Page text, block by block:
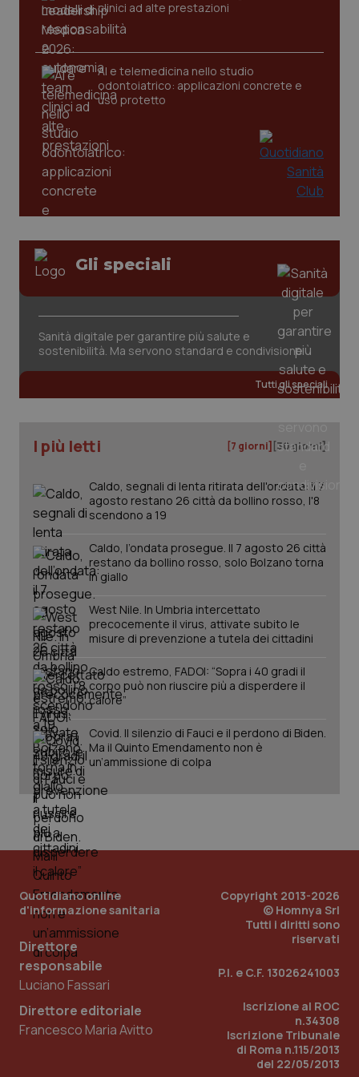
clinici ad alte prestazioni
AI e telemedicina nello studio
odontoiatrico: applicazioni concrete e
uso protetto
Gli speciali
Sanità digitale per garantire più salute e
sostenibilità. Ma servono standard e condivisione
Tutti gli speciali
I più letti [7 giorni] [30 giorni]
Caldo, segnali di lenta ritirata dell'ondata: il 7
agosto restano 26 città da bollino rosso, l'8
scendono a 19
Caldo, l’ondata prosegue. Il 7 agosto 26 città
restano da bollino rosso, solo Bolzano torna
in giallo
West Nile. In Umbria intercettato
precocemente il virus, attivate subito le
misure di prevenzione a tutela dei cittadini
Caldo estremo, FADOI: “Sopra i 40 gradi il
corpo può non riuscire più a disperdere il
calore”
Covid. Il silenzio di Fauci e il perdono di Biden.
Ma il Quinto Emendamento non è
un’ammissione di colpa
Quotidiano online
d'informazione sanitaria
Direttore
responsabile
Luciano Fassari
Direttore editoriale
Francesco Maria Avitto
Copyright 2013-2026
© Homnya Srl
Tutti i diritti sono
riservati
P.I. e C.F. 13026241003
Iscrizione al ROC
n.34308
Iscrizione Tribunale
di Roma n.115/2013
del 22/05/2013
tracking-sites-ironfish-
session-id
www.quotidianosanita.it
_ga
.quotidianosanita.it
PHP.net
www.quotidianosanita.it